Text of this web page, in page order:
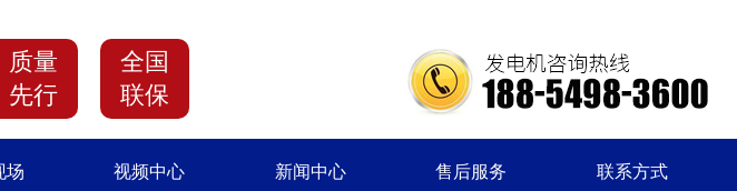
质量
先行
全国
联保
场 视频中心 新闻中心 售后服务 联系方式